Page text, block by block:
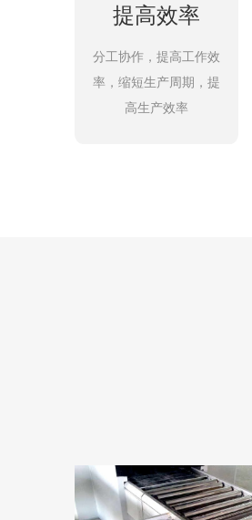
提高效率
分工协作，提高工作效
率，缩短生产周期，提
高生产效率